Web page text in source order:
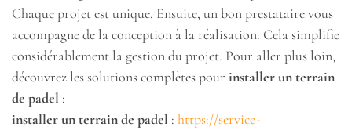
Chaque projet est unique. Ensuite, un bon prestataire vous
accompagne de la conception à la réalisation. Cela simplifie
considérablement la gestion du projet. Pour aller plus loin,
découvrez les solutions complètes pour installer un terrain
de padel :
installer un terrain de padel : https://service-